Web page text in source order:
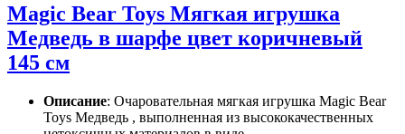
Magic Bear Toys Мягкая игрушка
Медведь в шарфе цвет коричневый
145 см
Описание: Очаровательная мягкая игрушка Magic Bear
Toys Медведь , выполненная из высококачественных